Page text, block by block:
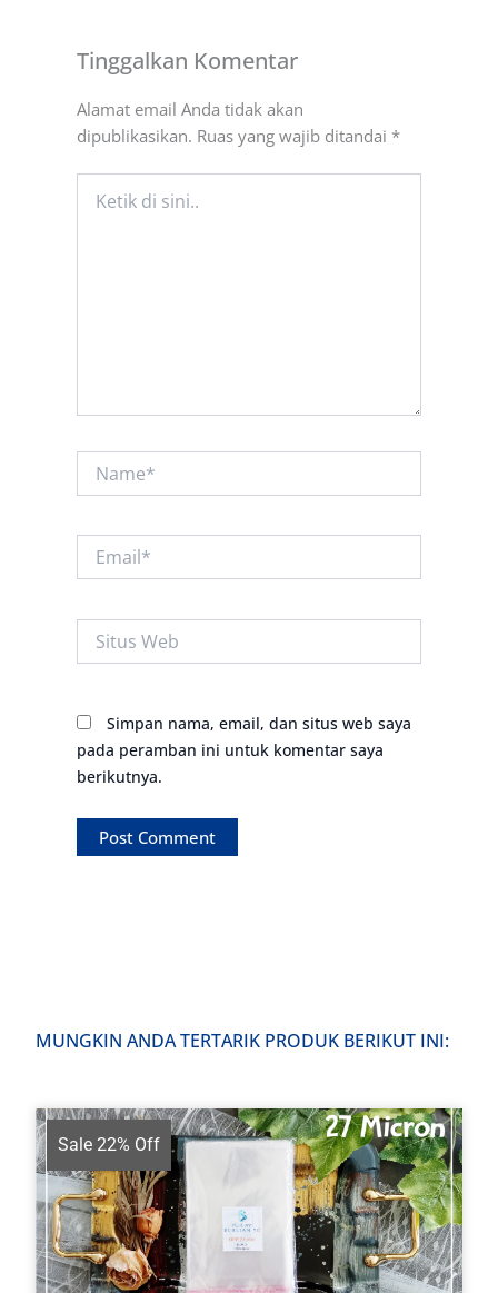
Tinggalkan Komentar
Alamat email Anda tidak akan
dipublikasikan. Ruas yang wajib ditandai *
Situs
Web
Simpan nama, email, dan situs web saya
pada peramban ini untuk komentar saya
berikutnya.
MUNGKIN ANDA TERTARIK PRODUK BERIKUT INI:
Sale 22% Off